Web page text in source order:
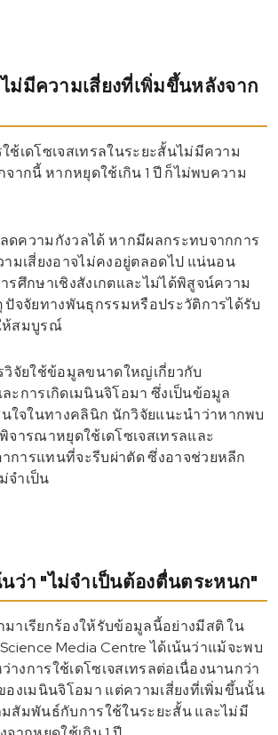
ม่มีความเสี่ยงที่เพิ่มขึ้นหลังจาก
ช้เดโซเจสเทรลในระยะสั้นไม่มีความ
จากนี้ หากหยุดใช้เกิน 1 ปี ก็ไม่พบความ
ดความกังวลได้ หากมีผลกระทบจากการ
ามเสี่ยงอาจไม่คงอยู่ตลอดไป แน่นอน
รศึกษาเชิงสังเกตและไม่ได้พิสูจน์ความ
ปัจจัยทางพันธุกรรมหรือประวัติการได้รับ
ห้สมบูรณ์
วิจัยใช้ข้อมูลขนาดใหญ่เกี่ยวกับ
ะการเกิดเมนินจิโอมา ซึ่งเป็นข้อมูล
ใจในทางคลินิก นักวิจัยแนะนำว่าหากพบ
จารณาหยุดใช้เดโซเจสเทรลและ
การแทนที่จะรีบผ่าตัด ซึ่งอาจช่วยหลีก
จำเป็น
ว่า "ไม่จำเป็นต้องตื่นตระหนก"
าเรียกร้องให้รับข้อมูลนี้อย่างมีสติ ใน
Media Centre ได้เน้นว่าแม้จะพบ
งการใช้เดโซเจสเทรลต่อเนื่องนานกว่า
องเมนินจิโอมา แต่ความเสี่ยงที่เพิ่มขึ้นนั้น
สัมพันธ์กับการใช้ในระยะสั้น และไม่มี